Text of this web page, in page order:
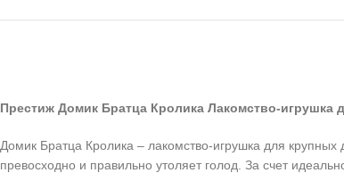
Престиж Домик Братца Кролика Лакомство-игрушка
Домик Братца Кролика – лакомство-игрушка для
превосходно и правильно утоляет голод. За счет